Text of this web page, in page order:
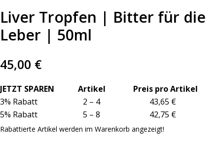
Liver Tropfen | Bitter für die
Leber | 50ml
45,00 €
JETZT SPAREN Artikel Preis pro Artikel
3% Rabatt 2 – 4 43,65 €
5% Rabatt 5 – 8 42,75 €
Rabattierte Artikel werden im Warenkorb angezeigt!